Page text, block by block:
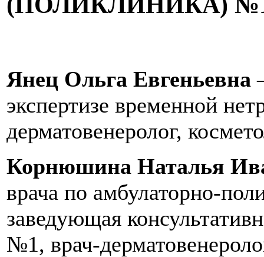
Янец Ольга Евгеньевна
экспертизе временной
дерматовенеролог,
Корнюшина Наталья
врача по амбулаторно-
заведующая
№1, врач-